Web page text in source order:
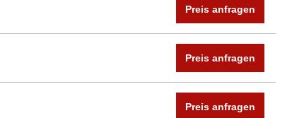
Preis anfragen
Preis anfragen
Preis anfragen